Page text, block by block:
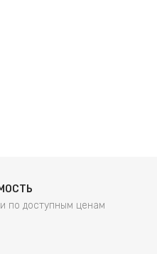
по доступным ценам